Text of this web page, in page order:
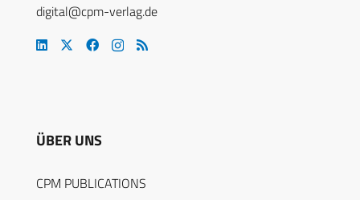
digital@cpm-verlag.de
ÜBER UNS
CPM PUBLICATIONS